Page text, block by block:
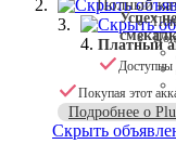
Полный
Скрыть
Успех
Скрыть
Платный
Доступны
Покупая этот
Подробнее о
Скрыть